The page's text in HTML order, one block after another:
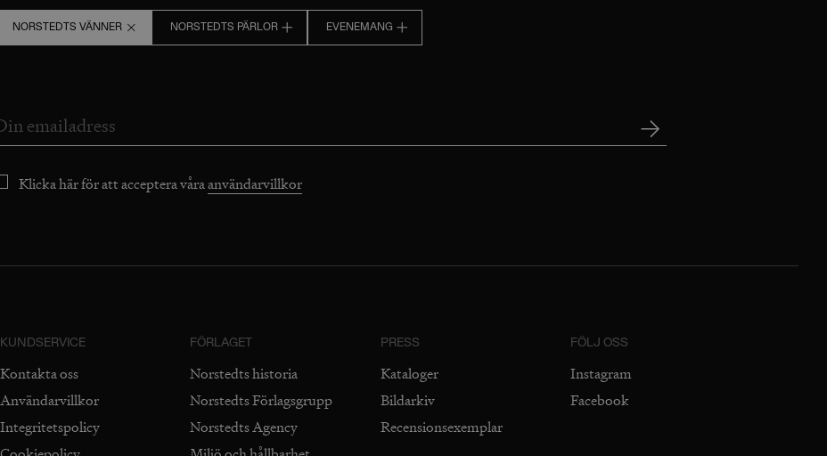
NORSTEDTS VÄNNER NORSTEDTS PÄRLOR EVENEMANG
Klicka här för att acceptera våraanvändarvillkor
KUNDSERVICE
Kontakta oss
Användarvillkor
Integritetspolicy
FÖRLAGET
Norstedts historia
Norstedts Förlagsgrupp
Norstedts Agency
PRESS
Kataloger
Bildarkiv
Recensionsexemplar
FÖLJ OSS
Instagram
Facebook